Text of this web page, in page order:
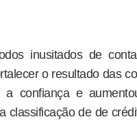
inusitados de
o resultado das
a confiança e
classificação de de